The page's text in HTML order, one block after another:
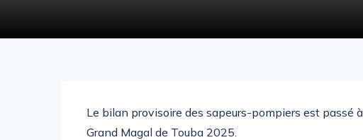
Le bilan provisoire des sapeurs-pompiers est passé
Grand Magal de Touba 2025.